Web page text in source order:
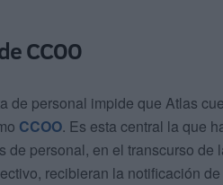
CCOO
de personal impide que Atlas
CCOO. Es esta central la que
de personal, en el transcurso
recibieran la notificación